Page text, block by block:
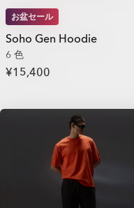
お盆セール
Soho Gen Hoodie
6 色
¥15,400